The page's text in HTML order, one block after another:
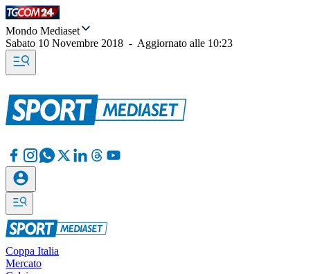
Mondo Mediaset
Sabato 10 Novembre 2018 - Aggiornato alle 10:23
Coppa Italia
Mercato